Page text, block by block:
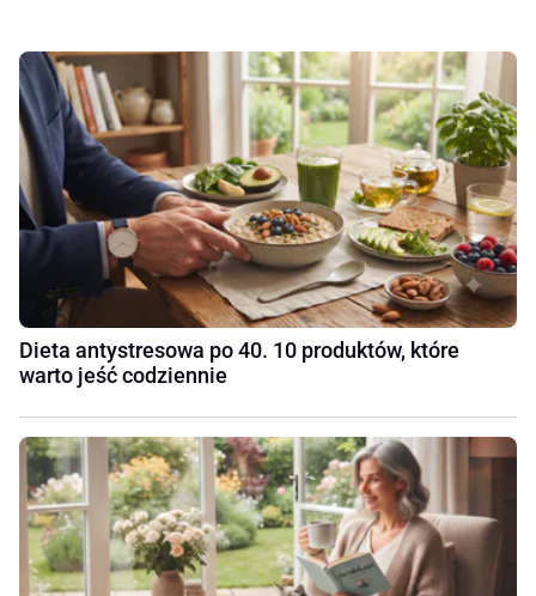
Dieta antystresowa po 40. 10 produktów, które
warto jeść codziennie